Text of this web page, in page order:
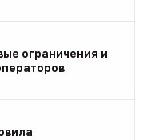
ограничения и